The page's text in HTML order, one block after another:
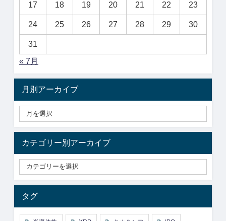
17 18 19 20 21 22 23
24 25 26 27 28 29 30
31
« 7月
月別アーカイブ
カテゴリー別アーカイブ
タグ